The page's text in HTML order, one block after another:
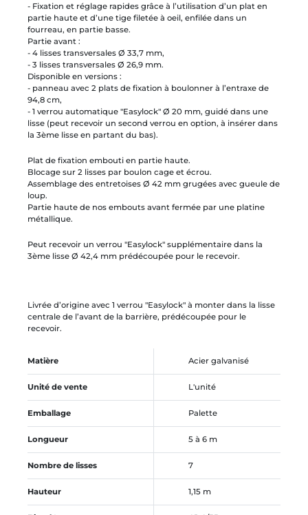
- Fixation et réglage rapides grâce à l’utilisation d’un plat en
partie haute et d’une tige filetée à oeil, enfilée dans un
fourreau, en partie basse.
Partie avant :
- 4 lisses transversales Ø 33,7 mm,
- 3 lisses transversales Ø 26,9 mm.
Disponible en versions :
- panneau avec 2 plats de fixation à boulonner à l’entraxe de
94,8 cm,
- 1 verrou automatique "Easylock" Ø 20 mm, guidé dans une
lisse (peut recevoir un second verrou en option, à insérer dans
la 3ème lisse en partant du bas).
Plat de fixation embouti en partie haute.
Blocage sur 2 lisses par boulon cage et écrou.
Assemblage des entretoises Ø 42 mm grugées avec gueule de
loup.
Partie haute de nos embouts avant fermée par une platine
métallique.
Peut recevoir un verrou "Easylock" supplémentaire dans la
3ème lisse Ø 42,4 mm prédécoupée pour le recevoir.
Livrée d’origine avec 1 verrou "Easylock" à monter dans la lisse
centrale de l’avant de la barrière, prédécoupée pour le
recevoir.
Matière Acier galvanisé
Unité de vente L'unité
Emballage Palette
Longueur 5 à 6 m
Nombre de lisses 7
Hauteur 1,15 m